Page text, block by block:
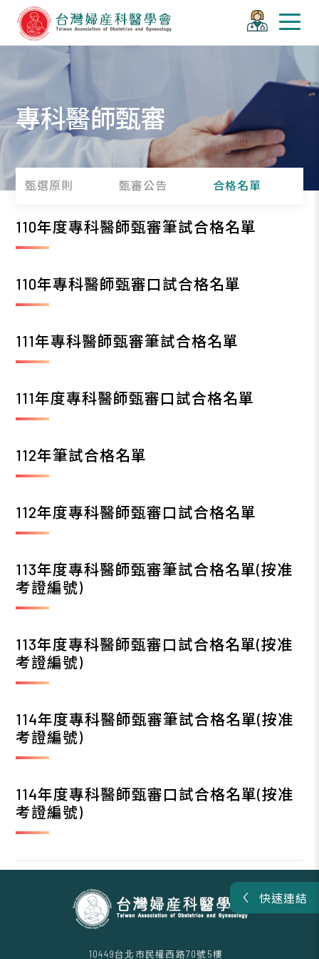
快速連結
專科醫師甄審
甄選原則 甄審公告 合格名單
110年度專科醫師甄審筆試合格名單
110年專科醫師甄審口試合格名單
111年專科醫師甄審筆試合格名單
111年度專科醫師甄審口試合格名單
112年筆試合格名單
112年度專科醫師甄審口試合格名單
113年度專科醫師甄審筆試合格名單(按准
考證編號)
113年度專科醫師甄審口試合格名單(按准
考證編號)
114年度專科醫師甄審筆試合格名單(按准
考證編號)
114年度專科醫師甄審口試合格名單(按准
考證編號)
10449台北市民權西路70號5樓